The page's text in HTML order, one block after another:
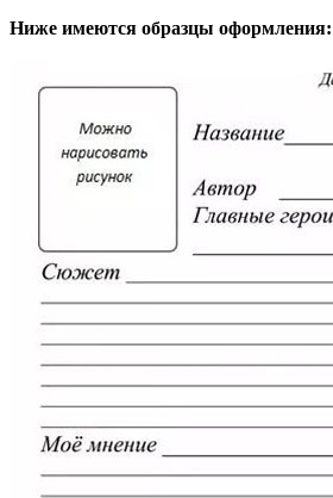
Ниже имеются образцы оформления: